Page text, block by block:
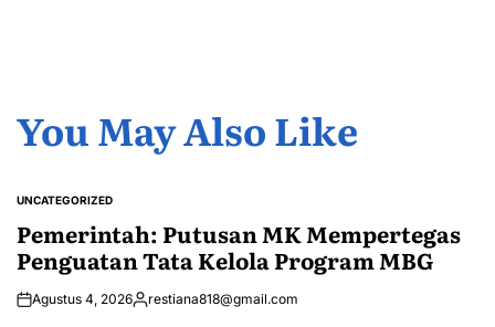
You May Also Like
POSTED
UNCATEGORIZED
Pemerintah: Putusan MK Mempertegas
Penguatan Tata Kelola Program MBG
Agustus 4, 2026Posted
restiana818@gmail.com